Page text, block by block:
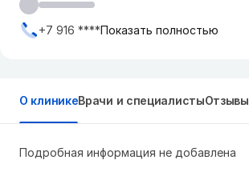
+7 916 ****Показать полностью
О клиникеВрачи и специалистыОтзывы
Подробная информация не добавлена